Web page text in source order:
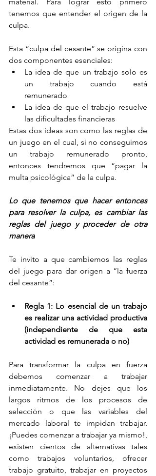
tenemos que entender el origen de la
culpa.
Esta “culpa del cesante” se origina con
dos componentes esenciales:
La idea de que un trabajo solo es
un trabajo cuando está
remunerado
La idea de que el trabajo resuelve
las dificultades financieras
Estas dos ideas son como las reglas de
un juego en el cual, si no conseguimos
un trabajo remunerado pronto,
entonces tendremos que “pagar la
multa psicológica” de la culpa.
Lo que tenemos que hacer entonces
para resolver la culpa, es cambiar las
reglas del juego y proceder de otra
manera
Te invito a que cambiemos las reglas
del juego para dar origen a “la fuerza
del cesante”:
Regla 1: Lo esencial de un trabajo
es realizar una actividad productiva
(independiente de que esta
actividad es remunerada o no)
Para transformar la culpa en fuerza
debemos comenzar a trabajar
inmediatamente. No dejes que los
largos ritmos de los procesos de
selección o que las variables del
mercado laboral te impidan trabajar.
¡Puedes comenzar a trabajar ya mismo!,
existen cientos de alternativas tales
como trabajos voluntarios, ofrecer
trabajo gratuito, trabajar en proyectos